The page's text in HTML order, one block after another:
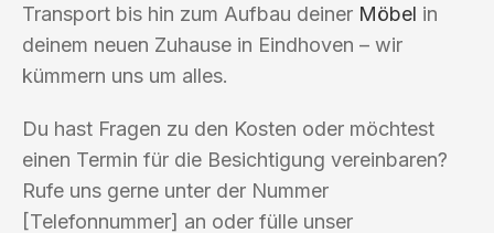
Transport bis hin zum Aufbau deiner Möbel in
deinem neuen Zuhause in Eindhoven – wir
kümmern uns um alles.
Du hast Fragen zu den Kosten oder möchtest
einen Termin für die Besichtigung vereinbaren?
Rufe uns gerne unter der Nummer
[Telefonnummer] an oder fülle unser